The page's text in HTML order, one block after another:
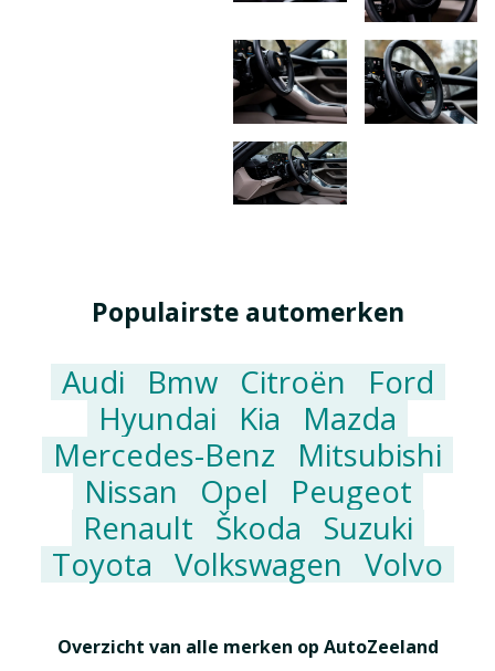
Populairste automerken
Audi Bmw Citroën
Ford
Hyundai
Kia
Mazda
Mercedes-Benz
Mitsubishi
Nissan
Opel
Peugeot
Renault Škoda
Suzuki
Toyota Volkswagen Volvo
Overzicht van alle merken op AutoZeeland